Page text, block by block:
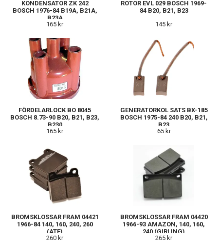
KONDENSATOR ZK 242
BOSCH 1976-84 B19A, B21A,
B23A
165 kr
ROTOR EVL 029 BOSCH 1969-
84 B20, B21, B23
145 kr
FÖRDELARLOCK BO 8045
BOSCH 8.73-90 B20, B21, B23,
B230
165 kr
GENERATORKOL SATS BX-185
BOSCH 1975-84 240 B20, B21,
B23
65 kr
BROMSKLOSSAR FRAM 04421
1966-84 140, 160, 240, 260
(ATE)
260 kr
BROMSKLOSSAR FRAM 04420
1966-93 AMAZON, 140, 160,
240 (GIRLING)
265 kr